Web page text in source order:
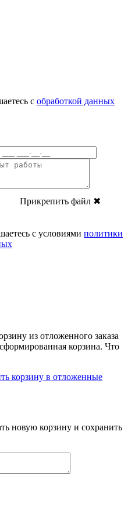
с обработкой данных
Прикрепить файл ✖
с условиями политики
из отложенного заказа
корзина. Что
корзину в отложенные
новую корзину и сохранить